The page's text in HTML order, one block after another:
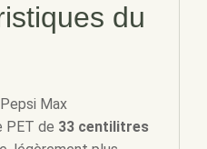
du
Max
PET de 33 centilitres